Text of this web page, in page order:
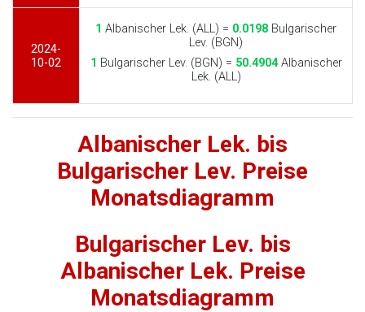
2024-
10-02
1 Albanischer Lek. (ALL) = 0.0198 Bulgarischer
Lev. (BGN)
1 Bulgarischer Lev. (BGN) = 50.4904Albanischer
Lek. (ALL)
Albanischer Lek. bis
Bulgarischer Lev. Preise
Monatsdiagramm
Bulgarischer Lev. bis
Albanischer Lek. Preise
Monatsdiagramm